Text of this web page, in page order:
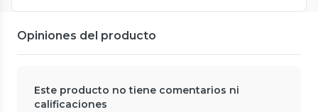
Opiniones del producto
Este producto no tiene comentarios ni
calificaciones